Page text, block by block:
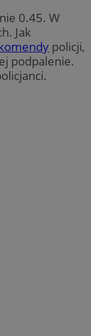
0.45. W
Jak
policji,
podpalenie.